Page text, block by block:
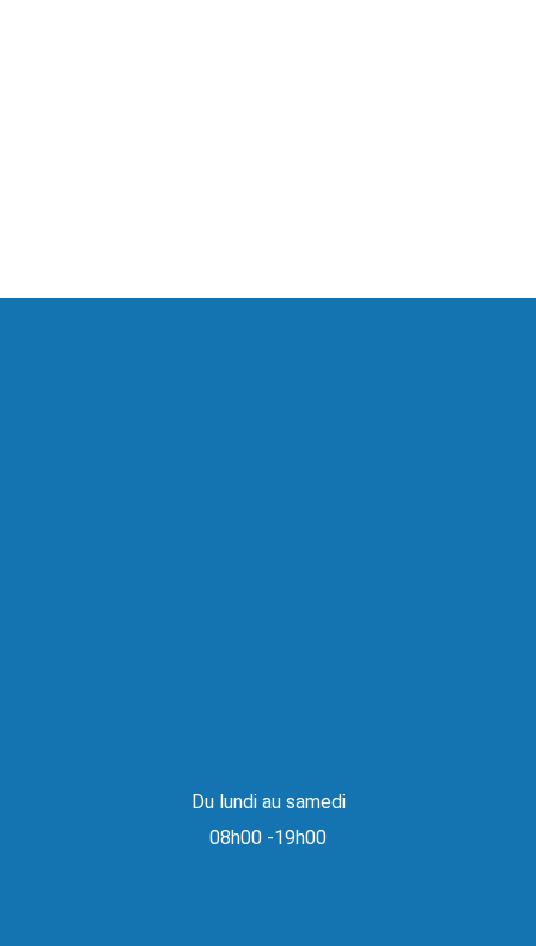
Du lundi au samedi
08h00 -19h00